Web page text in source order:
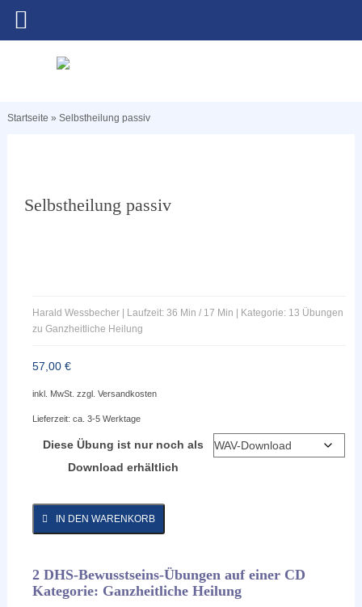
Startseite » Selbstheilung passiv
Selbstheilung passiv
Harald Wessbecher | Laufzeit: 36 Min / 17 Min | Kategorie: 13 Übungen
zu Ganzheitliche Heilung
57,00€
inkl. MwSt. zzgl.Versandkosten
Lieferzeit:ca. 3-5 Werktage
Diese Übung ist nur noch als
Download erhältlich
IN DEN WARENKORB
2 DHS-Bewusstseins-Übungen auf einer CD
Kategorie: Ganzheitliche Heilung